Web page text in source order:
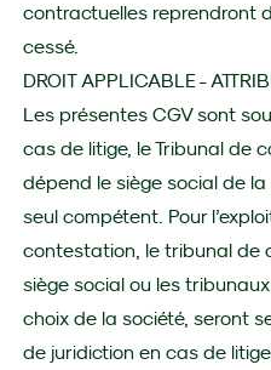
contractuelles reprendront
cessé.
DROIT APPLICABLE -
Les présentes CGV sont
cas de litige, le Tribunal de
dépend le siège social de la
seul compétent. Pour
contestation, le tribunal de
siège social ou les
choix de la société, seront
de juridiction en cas de